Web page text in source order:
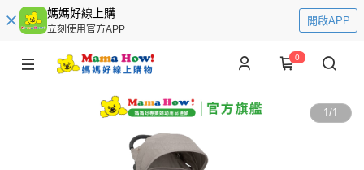
媽媽好線上購
立刻使用官方APP
開啟APP
0
1/1